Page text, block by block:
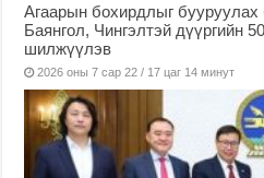
Агаарын бохирдлыг бууруулах
Баянгол, Чингэлтэй дүүргийн
шилжүүлэв
2026 оны 7 сар 22 / 17 цаг 14 минут